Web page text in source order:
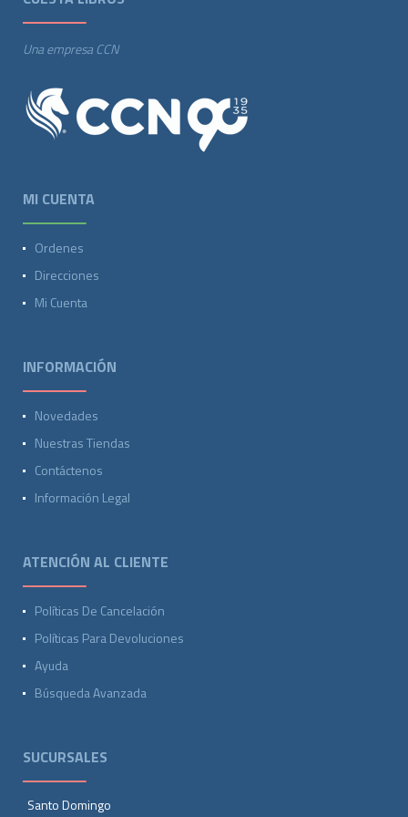
Una empresa CCN
MI CUENTA
Ordenes
Direcciones
Mi Cuenta
INFORMACIÓN
Novedades
Nuestras Tiendas
Contáctenos
Información Legal
ATENCIÓN AL CLIENTE
Políticas De Cancelación
Políticas Para Devoluciones
Ayuda
Búsqueda Avanzada
SUCURSALES
Santo Domingo